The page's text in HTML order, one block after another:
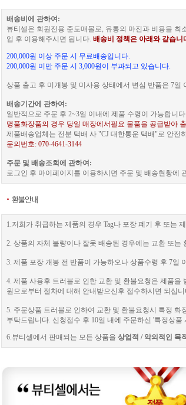
배송비에 관하여:
뷰티셀은 회원전용 준도매몰로, 유통의 마진과 비용을
입 후 이용해주시면 됩니다. 배송비 정책은 아래와 같습니
200,000원 이상 주문 시 무료배송입니다.
200,000원 미만 주문 시 3,000원이 부과되고 있습니다.
상품 출고 후 미개봉 및 미사용 상태에서 변심 반품은 7
배송기간에 관하여:
일반적으로 주문 후 2~3일 이내에 제품 수령이 가능합니
명품화장품의 경우 당일 매장에서필요 물품을 공급받아
제품배송업체는 전분 택배 사 "CJ 대한통운 택배"로 안전
문의번호: 070-4641-3144
주문 및 배송조회에 관하여:
로그인 후 마이페이지를 이용하시면 주문 및 배송현황에
1.저희가 취급하는 제품의 경우 Tag나 포장 폐기 후 또는
2. 상품의 자체 불량이나 잘못 배송된 경우에는 교환 또는
3. 제품 포장 개봉 전 반품이 가능하오나 상품수령 후 7일
4. 제품 사용후 트러블로 인한 교환 및 환불요청은 제품
원으로부터 절차에 대해 안내받으신후 접수하시면 되십니
5. 주문상품 트러블로 인하여 교환 및 환불요청시 특정
부탁드립니다. 신청접수 후 10일 내에 주문하신 '특정상
6.뷰티셀에서 판매되는 모든 상품을 상업적 / 악의적인 목